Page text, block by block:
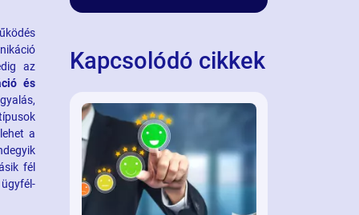
az
és
a
fél
Kapcsolódó cikkek